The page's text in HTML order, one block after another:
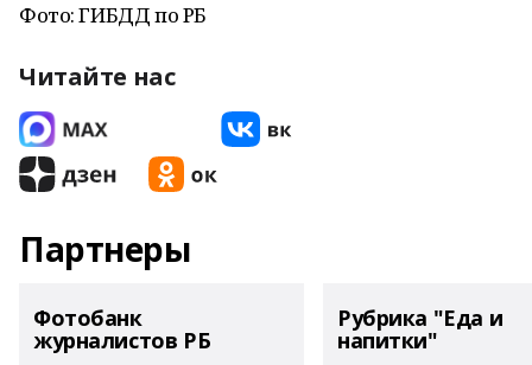
Фото: ГИБДД по РБ
Читайте нас
Партнеры
Фотобанк
журналистов РБ
Рубрика "Еда и
напитки"